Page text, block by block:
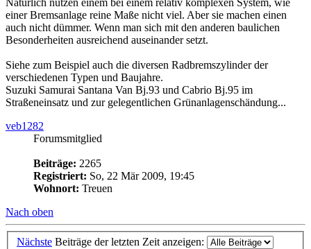
einer Bremsanlage reine Maße nicht viel. Aber sie machen einen
auch nicht dümmer. Wenn man sich mit den anderen baulichen
Besonderheiten ausreichend auseinander setzt.
Siehe zum Beispiel auch die diversen Radbremszylinder der
verschiedenen Typen und Baujahre.
Suzuki Samurai Santana Van Bj.93 und Cabrio Bj.95 im
Straßeneinsatz und zur gelegentlichen Grünanlagenschändung...
veb1282
Forumsmitglied
Beiträge: 2265
Registriert: So, 22 Mär 2009, 19:45
Wohnort: Treuen
Nach oben
Nächste Beiträge der letzten Zeit anzeigen: